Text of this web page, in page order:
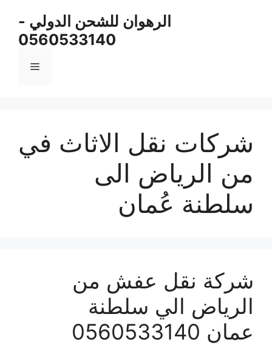
الرهوان للشحن الدولي -
0560533140
القائمة
شركات نقل الاثاث في
من الرياض الى
سلطنة عُمان
شركة نقل عفش من
الرياض الي سلطنة
عمان 0560533140